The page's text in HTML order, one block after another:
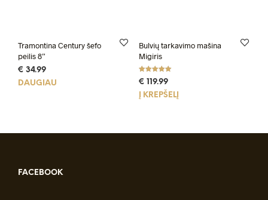
Tramontina Century šefo
peilis 8”
€ 34.99
DAUGIAU
Bulvių tarkavimo mašina
Migiris
Įvertinimas:
5.00
€ 119.99
Į KREPŠELĮ
FACEBOOK